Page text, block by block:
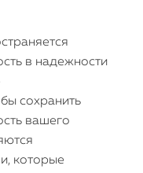
в надежности
сохранить
вашего
которые